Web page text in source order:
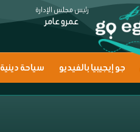
رئيس مجلس الإدارة
عمرو عامر
جو إيجيبيا بالفيديو سياحة دينية